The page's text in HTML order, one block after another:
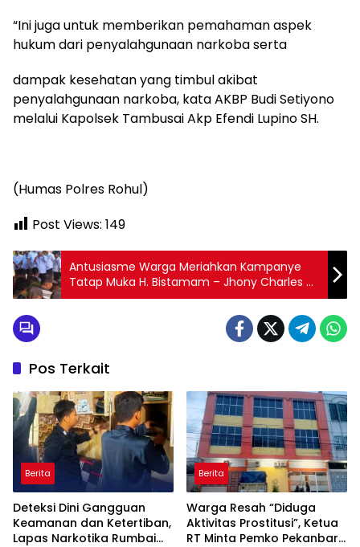
“Ini juga untuk memberikan pemahaman aspek
hukum dari penyalahgunaan narkoba serta
dampak kesehatan yang timbul akibat
penyalahgunaan narkoba, kata AKBP Budi Setiyono
melalui Kapolsek Tambusai Akp Efendi Lupino SH.
(Humas Polres Rohul)
Post Views: 149
Antusiasme Warga Meriahkan Kampanye
Tatap Muka H. Bistamam – Jhony Charles di
Rumah Hadi Suprapto
Pos Terkait
Berita
Deteksi Dini Gangguan
Keamanan dan Ketertiban,
Lapas Narkotika Rumbai
Berita
Warga Resah “Diduga
Aktivitas Prostitusi”, Ketua
RT Minta Pemko Pekanbaru